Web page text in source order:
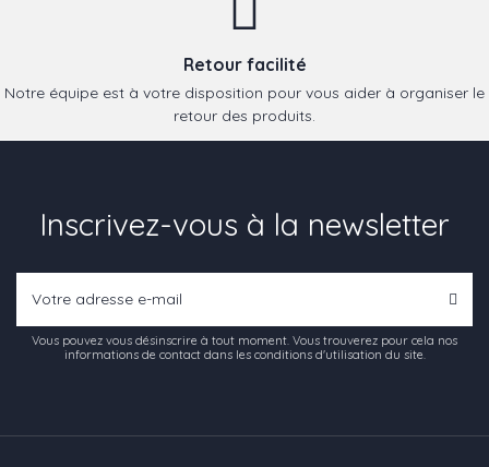
Retour facilité
Notre équipe est à votre disposition pour vous aider à organiser le
retour des produits.
Inscrivez-vous à la newsletter
Vous pouvez vous désinscrire à tout moment. Vous trouverez pour cela nos
informations de contact dans les conditions d'utilisation du site.